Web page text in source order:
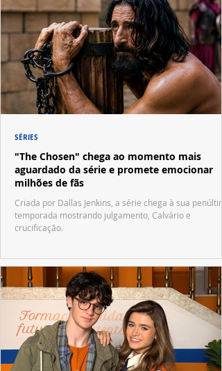
"The Chosen" chega ao momento mais
aguardado da série e promete emocionar
milhões de fãs
Criada por Dallas Jenkins, a série chega à sua
temporada mostrando julgamento, Calvário e
crucificação.
SÉRIES